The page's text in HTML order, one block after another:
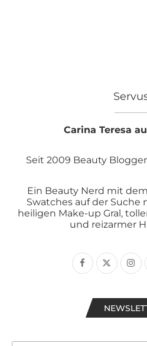
Carina Teresa
Seit 2009 Beauty
Ein Beauty Nerd mit
Swatches auf der Suche
heiligen Make-up Gral,
und reizarmer